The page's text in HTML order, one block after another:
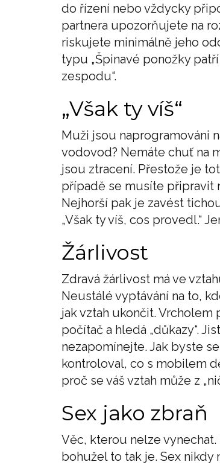
do řízení nebo vždycky
partnera upozorňujete na
riskujete minimálně jeho
typu „Špinavé ponožky
zespodu“.
„Však ty víš“
Muži jsou naprogramováni
vodovod? Nemáte chuť na
jsou ztracení. Přestože je
případě se musíte připravit
Nejhorší pak je zavést
„Však ty víš, cos provedl.“
Žárlivost
Zdravá žárlivost má ve
Neustálé vyptávání na to,
jak vztah ukončit.
počítač a hledá „důkazy“.
nezapomínejte. Jak byste
kontroloval, co s mobilem
proč se váš vztah může z
Sex jako zbraň
Věc, kterou nelze
bohužel to tak je. Sex nikdy